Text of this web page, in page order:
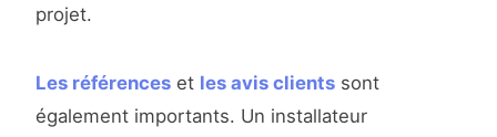
projet.
Les références et les avis clients sont
également importants. Un installateur